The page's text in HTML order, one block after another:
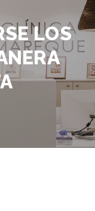
LOS